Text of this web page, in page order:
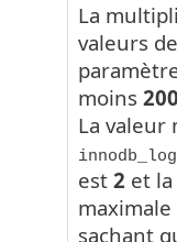
La
valeurs
moins
La valeur
est 2 et
sachant